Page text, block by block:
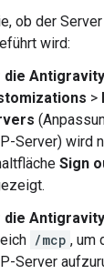
ob der
wird:
die
>
Server) wird
Sign
die
/mcp , um
Server